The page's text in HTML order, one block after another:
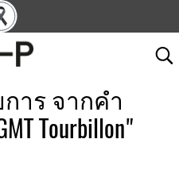
าร จากคำ
Tourbillon"